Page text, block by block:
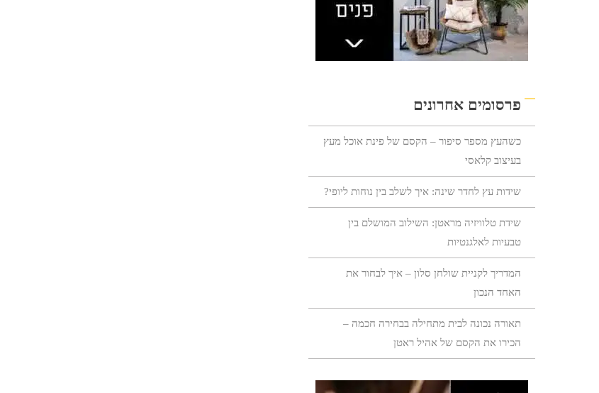
פרסומים אחרונים
כשהעץ מספר סיפור – הקסם של פינת אוכל מעץ
בעיצוב קלאסי
שידות עץ לחדר שינה: איך לשלב בין נוחות ליופי?
שידת טלוויזיה מראטן: השילוב המושלם בין
טבעיות לאלגנטיות
המדריך לקניית שולחן סלון – איך לבחור את
האחד הנכון
תאורה נכונה לבית מתחילה בבחירה חכמה –
הכירו את הקסם של אהיל ראטן